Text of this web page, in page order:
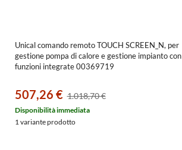
Unical comando remoto TOUCH SCREEN_N, per
gestione pompa di calore e gestione impianto con
funzioni integrate 00369719
507,26 € 1.018,70 €
Disponibilità immediata
1 variante prodotto